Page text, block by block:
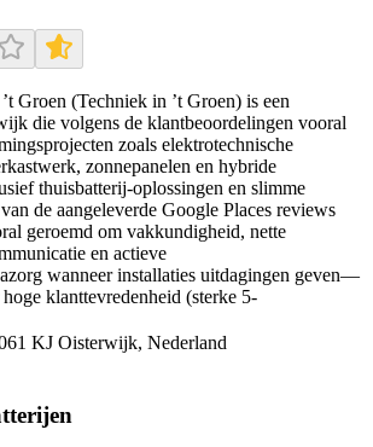
Groen (Techniek in ’t Groen) is een
die volgens de klantbeoordelingen vooral
zoals elektrotechnische
zonnepanelen en hybride
thuisbatterij-oplossingen en slimme
de aangeleverde Google Places reviews
geroemd om vakkundigheid, nette
en actieve
wanneer installaties uitdagingen geven—
klanttevredenheid (sterke 5-
KJ Oisterwijk, Nederland